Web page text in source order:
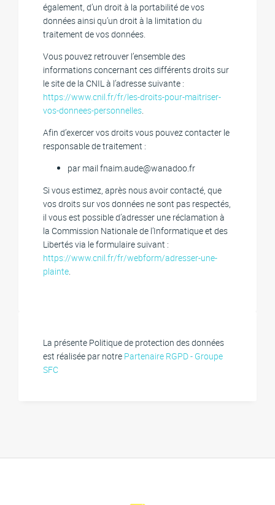
également, d’un droit à la portabilité de vos
données ainsi qu’un droit à la limitation du
traitement de vos données.
Vous pouvez retrouver l’ensemble des
informations concernant ces différents droits sur
le site de la CNIL à l’adresse suivante :
https://www.cnil.fr/fr/les-droits-pour-maitriser-
vos-donnees-personnelles.
Afin d’exercer vos droits vous pouvez contacter le
responsable de traitement :
par mail fnaim.aude@wanadoo.fr
Si vous estimez, après nous avoir contacté, que
vos droits sur vos données ne sont pas respectés,
il vous est possible d’adresser une réclamation à
la Commission Nationale de l’Informatique et des
Libertés via le formulaire suivant :
https://www.cnil.fr/fr/webform/adresser-une-
plainte.
La présente Politique de protection des données
est réalisée par notre Partenaire RGPD - Groupe
SFC